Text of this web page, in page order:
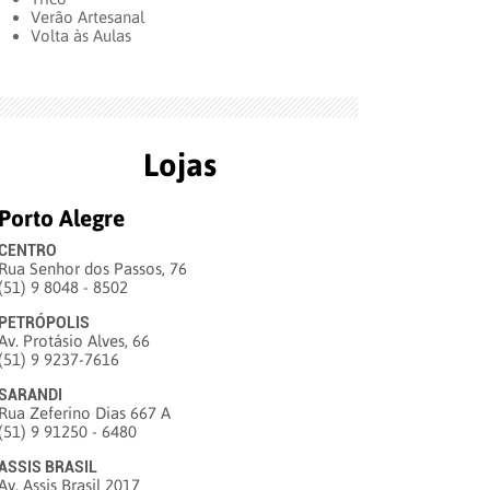
Verão Artesanal
Volta às Aulas
Lojas
Alegre
Senhor dos Passos, 76
9 8048 - 8502
Protásio Alves, 66
9 9237-7616
Zeferino Dias 667 A
9 91250 - 6480
BRASIL
Assis Brasil 2017